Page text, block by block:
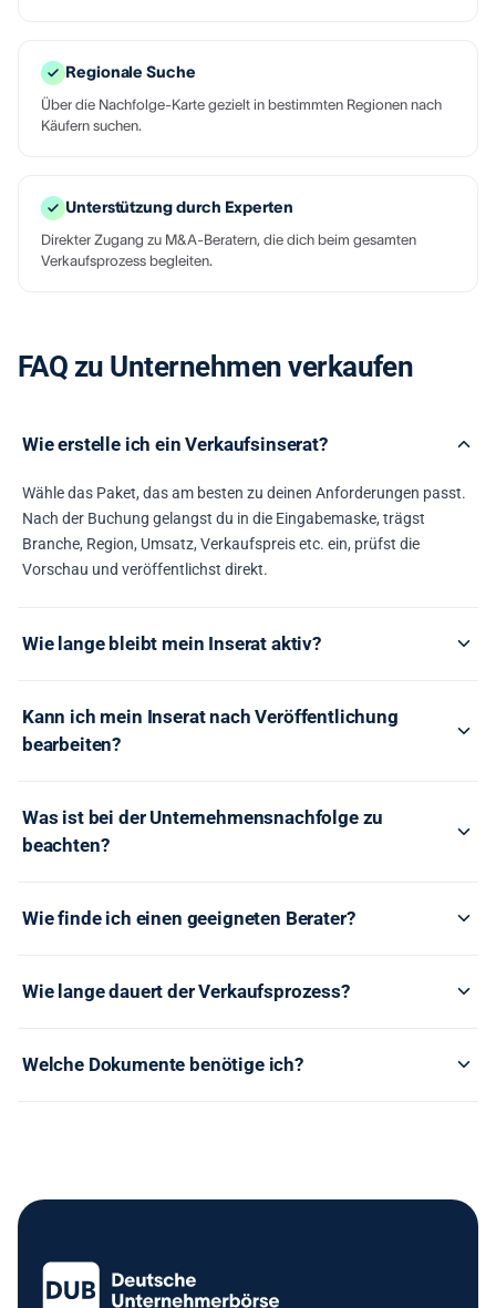
Regionale Suche
Über die Nachfolge-Karte gezielt in bestimmten Regionen nach
Käufern suchen.
Unterstützung durch Experten
Direkter Zugang zu M&A-Beratern, die dich beim gesamten
Verkaufsprozess begleiten.
FAQ zu Unternehmen verkaufen
Wie erstelle ich ein Verkaufsinserat?
Wähle das Paket, das am besten zu deinen Anforderungen passt.
Nach der Buchung gelangst du in die Eingabemaske, trägst
Branche, Region, Umsatz, Verkaufspreis etc. ein, prüfst die
Vorschau und veröffentlichst direkt.
Wie lange bleibt mein Inserat aktiv?
Kann ich mein Inserat nach Veröffentlichung
bearbeiten?
Was ist bei der Unternehmensnachfolge zu
beachten?
Wie finde ich einen geeigneten Berater?
Wie lange dauert der Verkaufsprozess?
Welche Dokumente benötige ich?